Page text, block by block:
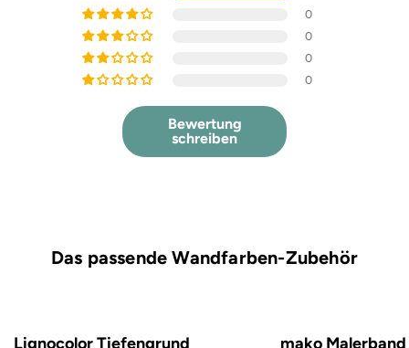
0
0
0
0
Bewertung
schreiben
Das passende Wandfarben-Zubehör
Lignocolor Tiefengrund mako Malerband